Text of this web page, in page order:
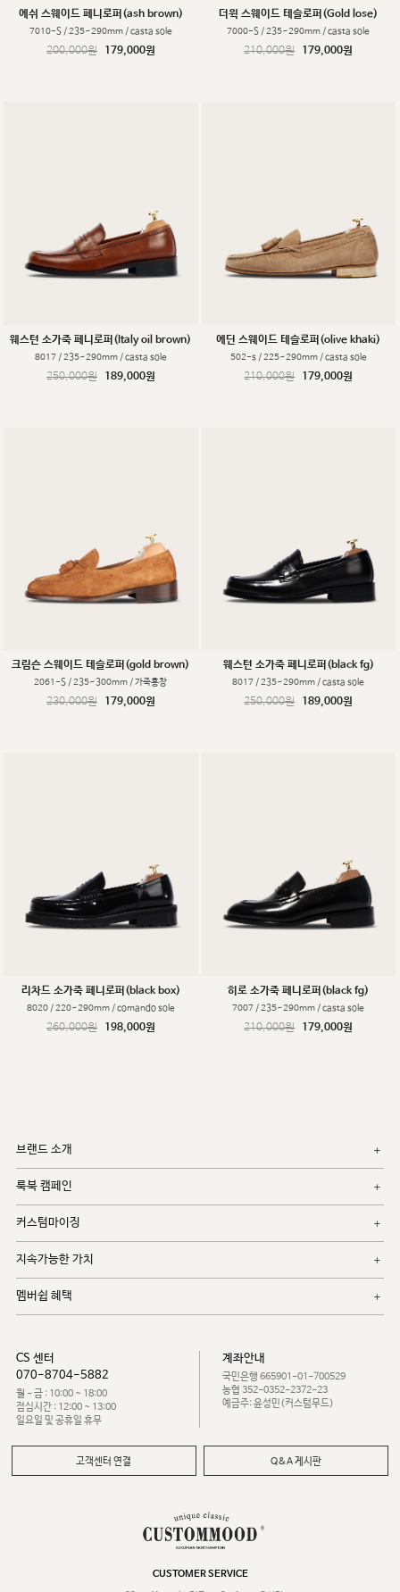
에쉬 스웨이드 페니로퍼(ash brown)
7010-S / 235~290mm / casta sole
200,000원 179,000원
더윅 스웨이드 테슬로퍼(Gold lose)
7000-S / 235~290mm / casta sole
210,000원 179,000원
웨스턴 소가죽 페니로퍼(Italy oil brown)
8017 / 235~290mm / casta sole
250,000원 189,000원
에딘 스웨이드 테슬로퍼(olive khaki)
502-s / 225~290mm / casta sole
210,000원 179,000원
크림슨 스웨이드 테슬로퍼(gold brown)
2061-S / 235~300mm / 가죽홍창
230,000원 179,000원
웨스턴 소가죽 페니로퍼(black fg)
8017 / 235~290mm / casta sole
250,000원 189,000원
리차드 소가죽 페니로퍼(black box)
8020 / 220~290mm / comando sole
260,000원 198,000원
히로 소가죽 페니로퍼(black fg)
7007 / 235~290mm / casta sole
210,000원 179,000원
브랜드 소개
룩북 캠페인
커스텀마이징
지속가능한 가치
멤버쉽 혜택
CS 센터
070-8704-5882
월 - 금 : 10:00 ~ 18:00
점심시간 : 12:00 ~ 13:00
일요일 및 공휴일 휴무
계좌안내
국민은행 665901-01-700529
농협 352-0352-2372-23
예금주: 윤성민(커스텀무드)
고객센터 연결 Q&A 게시판
CUSTOMER SERVICE